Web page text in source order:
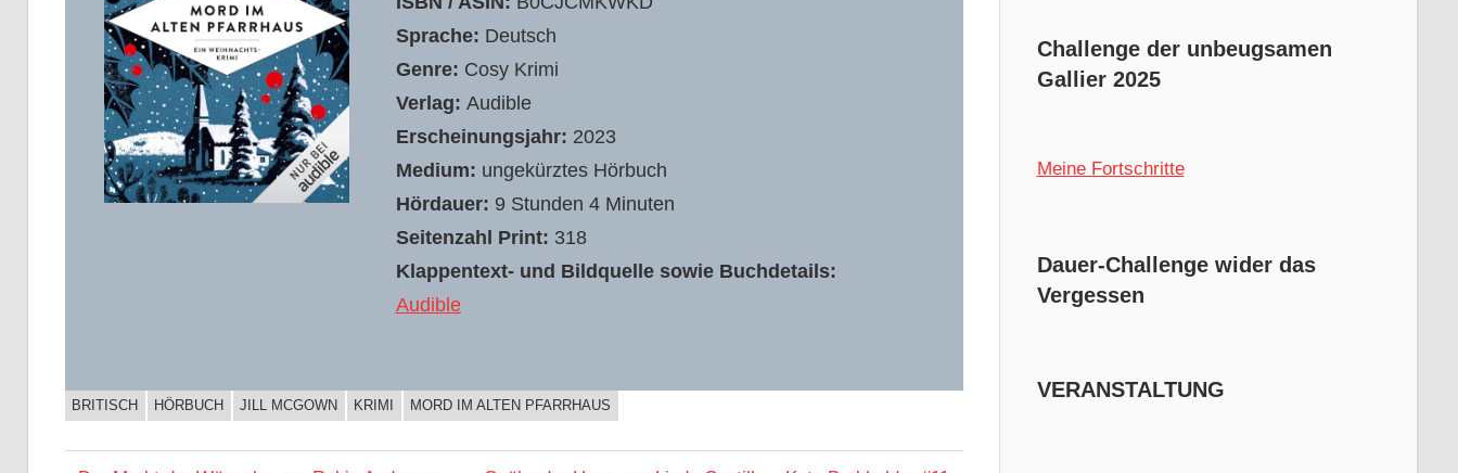
Sprache: Deutsch
Genre: Cosy Krimi
Verlag: Audible
Erscheinungsjahr: 2023
Medium: ungekürztes Hörbuch
Hördauer: 9 Stunden 4 Minuten
Seitenzahl Print: 318
Klappentext- und Bildquelle sowie Buchdetails:
Audible
BUCHIGES
BRITISCH HÖRBUCH JILL MCGOWN KRIMI MORD IM ALTEN PFARRHAUS
Challenge der unbeugsamen
Gallier 2025
Meine Fortschritte
Dauer-Challenge wider das
Vergessen
VERANSTALTUNG